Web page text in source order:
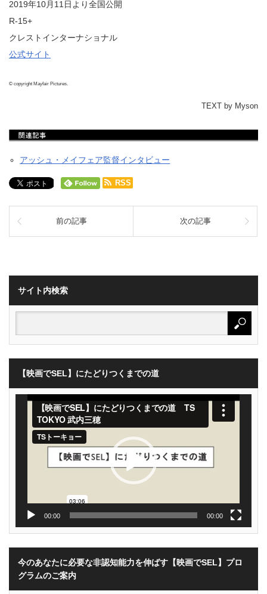
2019年10月11日より全国公開
R-15+
クレストインターナショナル
公式サイト
© copyright Mayfair Pictures.
TEXT by Myson
アッシュ・メイフェア監督インタビュー
RSS
前の記事 次の記事
サイト内検索
【映画でSEL】にたどりつくまでの道
動
00:00 00:00
今のあなたに必要な非認知能力を伸ばす【映画でSEL】プロ
グラムのご案内